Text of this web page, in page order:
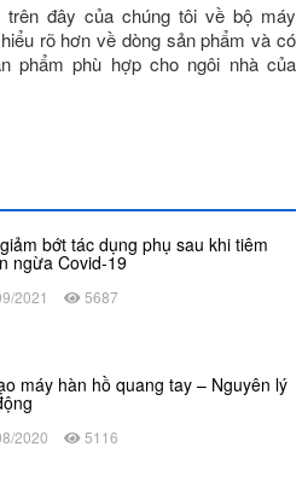
đây của chúng tôi về bộ máy
rõ hơn về dòng sản phẩm và có
phẩm phù hợp cho ngôi nhà của
bớt tác dụng phụ sau khi tiêm
ngừa Covid-19
2021 5687
máy hàn hồ quang tay – Nguyên lý
2020 5116